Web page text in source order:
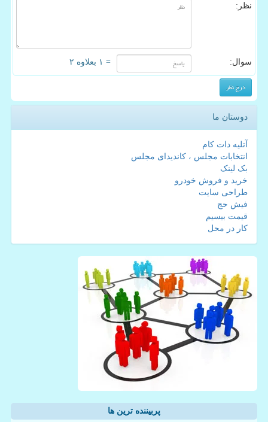
نظر:
سوال: = ۱ بعلاوه ۲
دوستان ما
آتلیه دات کام
انتخابات مجلس ، کاندیدای مجلس
بک لینک
خرید و فروش خودرو
طراحی سایت
فیش حج
قیمت بیسیم
کار در محل
پربیننده ترین ها